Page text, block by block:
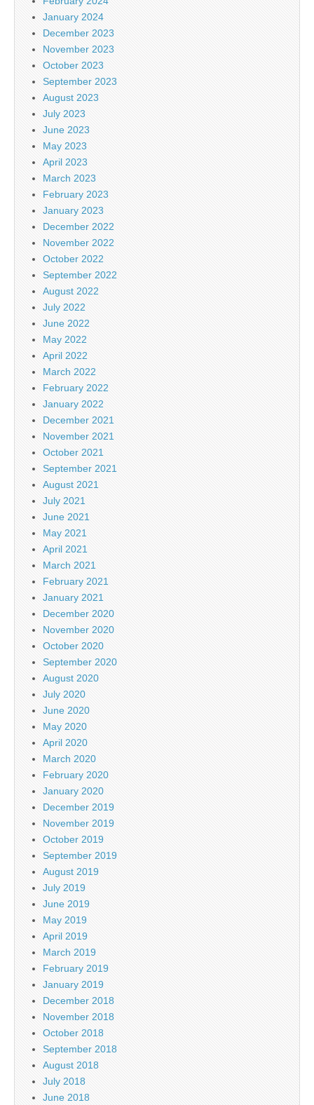
January 2024
December 2023
November 2023
October 2023
September 2023
August 2023
July 2023
June 2023
May 2023
April 2023
March 2023
February 2023
January 2023
December 2022
November 2022
October 2022
September 2022
August 2022
July 2022
June 2022
May 2022
April 2022
March 2022
February 2022
January 2022
December 2021
November 2021
October 2021
September 2021
August 2021
July 2021
June 2021
May 2021
April 2021
March 2021
February 2021
January 2021
December 2020
November 2020
October 2020
September 2020
August 2020
July 2020
June 2020
May 2020
April 2020
March 2020
February 2020
January 2020
December 2019
November 2019
October 2019
September 2019
August 2019
July 2019
June 2019
May 2019
April 2019
March 2019
February 2019
January 2019
December 2018
November 2018
October 2018
September 2018
August 2018
July 2018
June 2018